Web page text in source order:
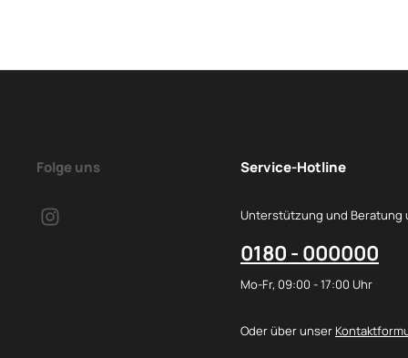
Folge uns Service-Hotline
Unterstützung und Beratung
0180 - 000000
Mo-Fr, 09:00 - 17:00 Uhr
Oder über unser